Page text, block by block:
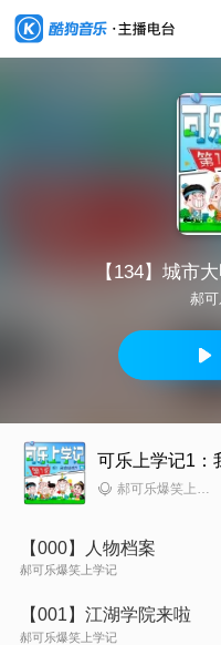
【134】城市
郝
可乐上学记1：
【000】人物档案
郝可乐爆笑上学记
【001】江湖学院来啦
郝可乐爆笑上学记